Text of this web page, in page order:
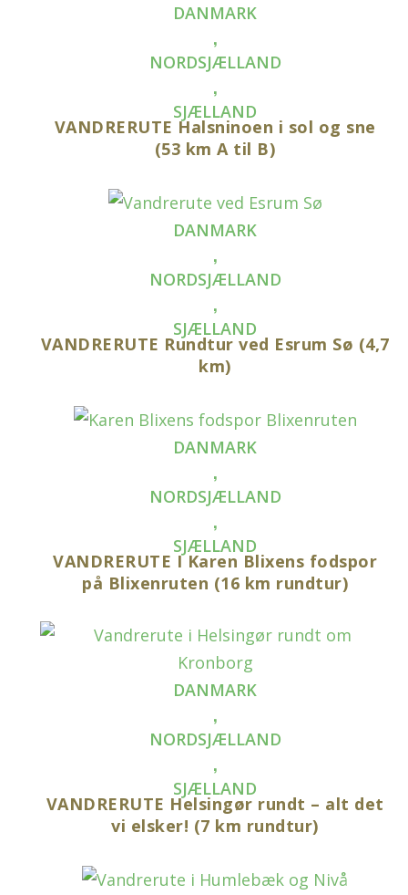
DANMARK
,
NORDSJÆLLAND
,
SJÆLLAND
VANDRERUTE Halsninoen i sol og sne
(53 km A til B)
DANMARK
,
NORDSJÆLLAND
,
SJÆLLAND
VANDRERUTE Rundtur ved Esrum Sø (4,7
km)
DANMARK
,
NORDSJÆLLAND
,
SJÆLLAND
VANDRERUTE I Karen Blixens fodspor
på Blixenruten (16 km rundtur)
DANMARK
,
NORDSJÆLLAND
,
SJÆLLAND
VANDRERUTE Helsingør rundt – alt det
vi elsker! (7 km rundtur)